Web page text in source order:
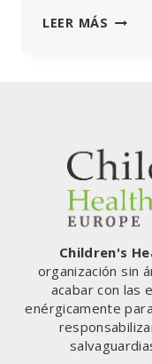
LEER MÁS
OMS:
UNA
GUÍA
Children's
organización sin
acabar con las
enérgicamente